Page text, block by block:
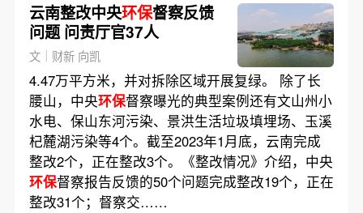
云南整改中央环保督察反馈
问题 问责厅官37人
文｜财新 向凯
4.47万平方米，并对拆除区域开展复绿。 除了长
腰山，中央环保督察曝光的典型案例还有文山州小
水电、保山东河污染、景洪生活垃圾填埋场、玉溪
杞麓湖污染等4个。截至2023年1月底，云南完成
整改2个，正在整改3个。《整改情况》介绍，中央
环保督察报告反馈的50个问题完成整改19个，正在
整改31个；督察交……